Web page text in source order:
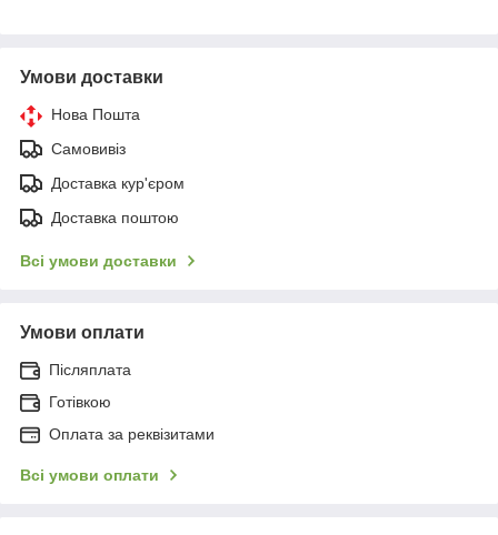
Умови доставки
Нова Пошта
Самовивіз
Доставка кур'єром
Доставка поштою
Всі умови доставки
Умови оплати
Післяплата
Готівкою
Оплата за реквізитами
Всі умови оплати